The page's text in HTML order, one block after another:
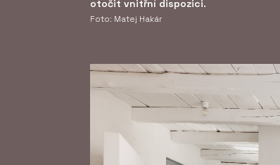
otočit vnitřní dispozici.
Foto: Matej Hakár